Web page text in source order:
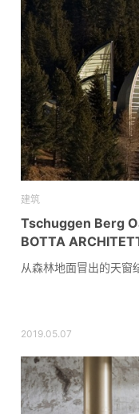
建筑
Tschuggen Berg
BOTTA
从森林地面冒出的天窗
2019.05.07